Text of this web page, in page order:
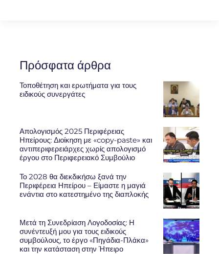
Πρόσφατα άρθρα
Τοποθέτηση και ερωτήματα για τους
ειδικούς συνεργάτες
Απολογισμός 2025 Περιφέρειας
Ηπείρους: Διοίκηση με «copy-paste» και
αντιπεριφερειάρχες χωρίς απολογισμό
έργου στο Περιφερειακό Συμβούλιο
Το 2028 θα διεκδικήσω ξανά την
Περιφέρεια Ηπείρου – Είμαστε η μαγιά
ενάντια στο κατεστημένο της διαπλοκής
Μετά τη Συνεδρίαση Λογοδοσίας: Η
συνέντευξή μου για τους ειδικούς
συμβούλους, το έργο «Πηγάδια-Πλάκα»
και την κατάσταση στην Ήπειρο